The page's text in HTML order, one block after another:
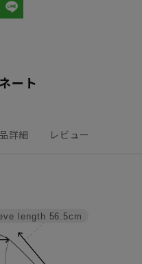
ート
詳細 レビュー
length 56.5cm